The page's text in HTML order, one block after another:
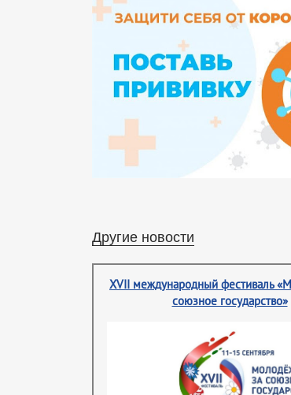
Другие новости
XVII международный фестиваль
союзное государство»